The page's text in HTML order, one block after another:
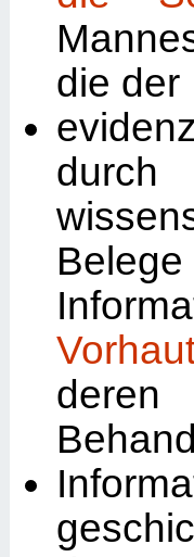
die der
durch
deren